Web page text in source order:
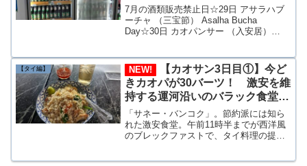
け おまけに雨季の豪雨でガック
シ
7月の酒類販売禁止日☆29日 アサラハブ
ーチャ （三宝節） Asalha Bucha
Day☆30日 カオパンサー （入安居）
止。しかもタイでの酒類の販売時間は原
則禁止
【タイ編】 NEW!
【カオサン3日目①】今ど
きカオパが30バーツ！ 激安を維
持する運河沿いのバラック食堂再
訪 財布に優しくしかも旨い！
「サネー・バンコク」。節約派には知ら
れた激安食堂。午前11時半までが西洋風
のブレックファストで、タイ料理の提供